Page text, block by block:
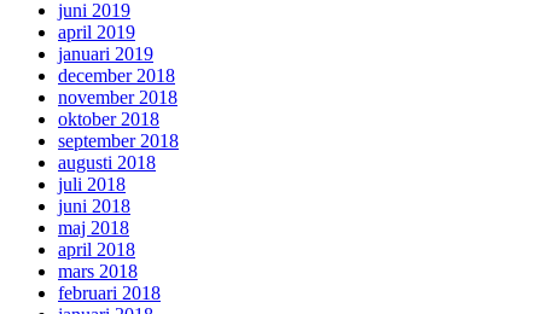
juni 2019
april 2019
januari 2019
december 2018
november 2018
oktober 2018
september 2018
augusti 2018
juli 2018
juni 2018
maj 2018
april 2018
mars 2018
februari 2018